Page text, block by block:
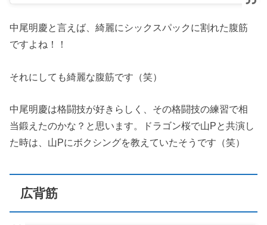
中尾明慶と言えば、綺麗にシックスパックに割れた腹筋
ですよね！！
それにしても綺麗な腹筋です（笑）
中尾明慶は格闘技が好きらしく、その格闘技の練習で相
当鍛えたのかな？と思います。ドラゴン桜で山Pと共演し
た時は、山Pにボクシングを教えていたそうです（笑）
広背筋